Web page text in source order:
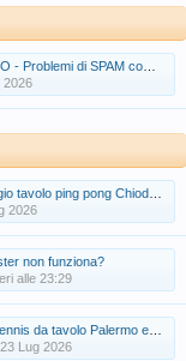
- Problemi di SPAM continui
2026
tavolo ping pong Chiodi Olimpic
2026
non funziona?
alle 23:29
da tavolo Palermo e dintorni
23 Lug 2026